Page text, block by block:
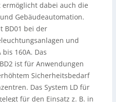
dabei auch die
Gebäudeautomation.
BD01 bei der
und
160A. Das
ist für Anwendungen
Sicherheitsbedarf
Das System LD für
für den Einsatz z. B. in